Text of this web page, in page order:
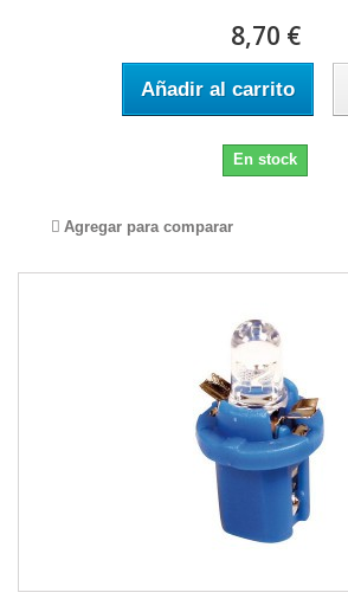
8,70 €
Añadir al carrito
En stock
Agregar para comparar